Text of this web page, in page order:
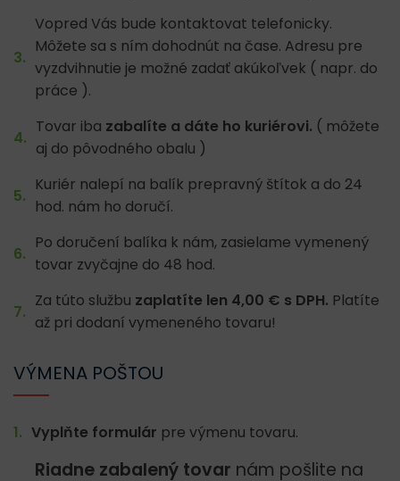
Vopred Vás bude kontaktovat telefonicky.
Môžete sa s ním dohodnút na čase. Adresu pre
vyzdvihnutie je možné zadať akúkoľvek ( napr. do
práce ).
Tovar iba zabalíte a dáte ho kuriérovi. ( môžete
aj do pôvodného obalu )
Kuriér nalepí na balík prepravný štítok a do 24
hod. nám ho doručí.
Po doručení balíka k nám, zasielame vymenený
tovar zvyčajne do 48 hod.
Za túto službu zaplatíte len 4,00 € s DPH. Platíte
až pri dodaní vymeneného tovaru!
VÝMENA POŠTOU
Vyplňte formulár pre výmenu tovaru.
Riadne zabalený tovar nám pošlite na